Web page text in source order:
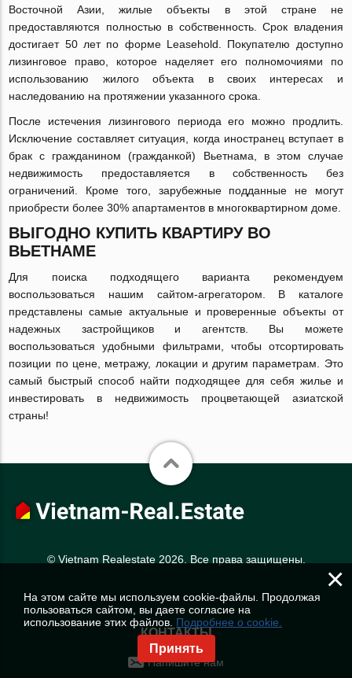
Восточной Азии, жилые объекты в этой стране не
предоставляются полностью в собственность. Срок владения
достигает 50 лет по форме Leasehold. Покупателю доступно
лизинговое право, которое наделяет его полномочиями по
использованию жилого объекта в своих интересах и
наследованию на протяжении указанного срока.
После истечения лизингового периода его можно продлить.
Исключение составляет ситуация, когда иностранец вступает в
брак с гражданином (гражданкой) Вьетнама, в этом случае
недвижимость предоставляется в собственность без
ограничений. Кроме того, зарубежные подданные не могут
приобрести более 30% апартаментов в многоквартирном доме.
ВЫГОДНО КУПИТЬ КВАРТИРУ ВО
ВЬЕТНАМЕ
Для поиска подходящего варианта рекомендуем
воспользоваться нашим сайтом-агрегатором. В каталоге
представлены самые актуальные и проверенные объекты от
надежных застройщиков и агентств. Вы можете
воспользоваться удобными фильтрами, чтобы отсортировать
позиции по цене, метражу, локации и другим параметрам. Это
самый быстрый способ найти подходящее для себя жилье и
инвестировать в недвижимость процветающей азиатской
страны!
© Vietnam Realestate 2026. Все права защищены.
КОНТАКТЫ
Напишите нам
×
На этом сайте мы используем cookie-файлы. Продолжая
пользоваться сайтом, вы даете согласие на
использование этих файлов. Подробнее о cookie.
Принять